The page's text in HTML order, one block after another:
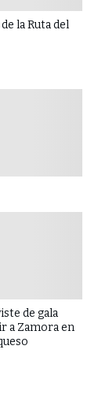
la Ruta del
de gala
a Zamora en